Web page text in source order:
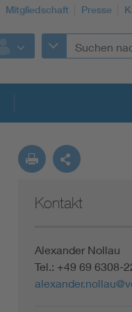
Mitgliedschaft Presse
Building Services
Information and
Education +
Kontakt
Alexander Nollau
Tel.: +49 69 6308-